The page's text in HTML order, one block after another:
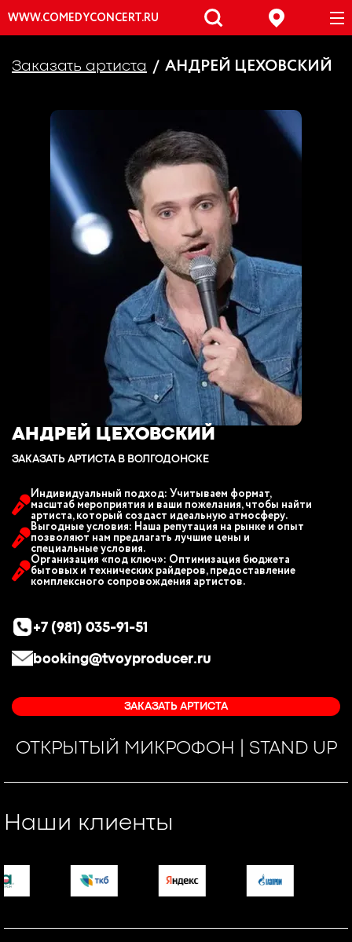
WWW.COMEDYCONCERT.RU
Заказать артиста АНДРЕЙ ЦЕХОВСКИЙ
АНДРЕЙ ЦЕХОВСКИЙ
ЗАКАЗАТЬ АРТИСТА В ВОЛГОДОНСКЕ
Индивидуальный подход: Учитываем формат,
масштаб мероприятия и ваши пожелания, чтобы найти
артиста, который создаст идеальную атмосферу.
Выгодные условия: Наша репутация на рынке и опыт
позволяют нам предлагать лучшие цены и
специальные условия.
Организация «под ключ»: Оптимизация бюджета
бытовых и технических райдеров, предоставление
комплексного сопровождения артистов.
+7 (981) 035-91-51
booking@tvoyproducer.ru
ЗАКАЗАТЬ АРТИСТА
ОТКРЫТЫЙ МИКРОФОН | STAND UP
Наши клиенты